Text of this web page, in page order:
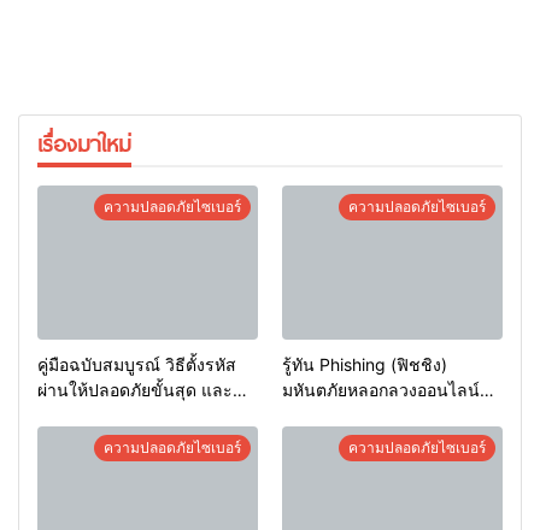
เรื่องมาใหม่
ความปลอดภัยไซเบอร์
คู่มือฉบับสมบูรณ์ วิธีตั้งรหัส
ผ่านให้ปลอดภัยขั้นสุด และ
Manager อย่างมืออาชีพ
ความปลอดภัยไซเบอร์
รู้ทัน Phishing (ฟิชชิง)
มหันตภัยหลอกลวงออนไลน์คือ
ความปลอดภัยไซเบอร์ ความปลอดภัยไซเบอร์